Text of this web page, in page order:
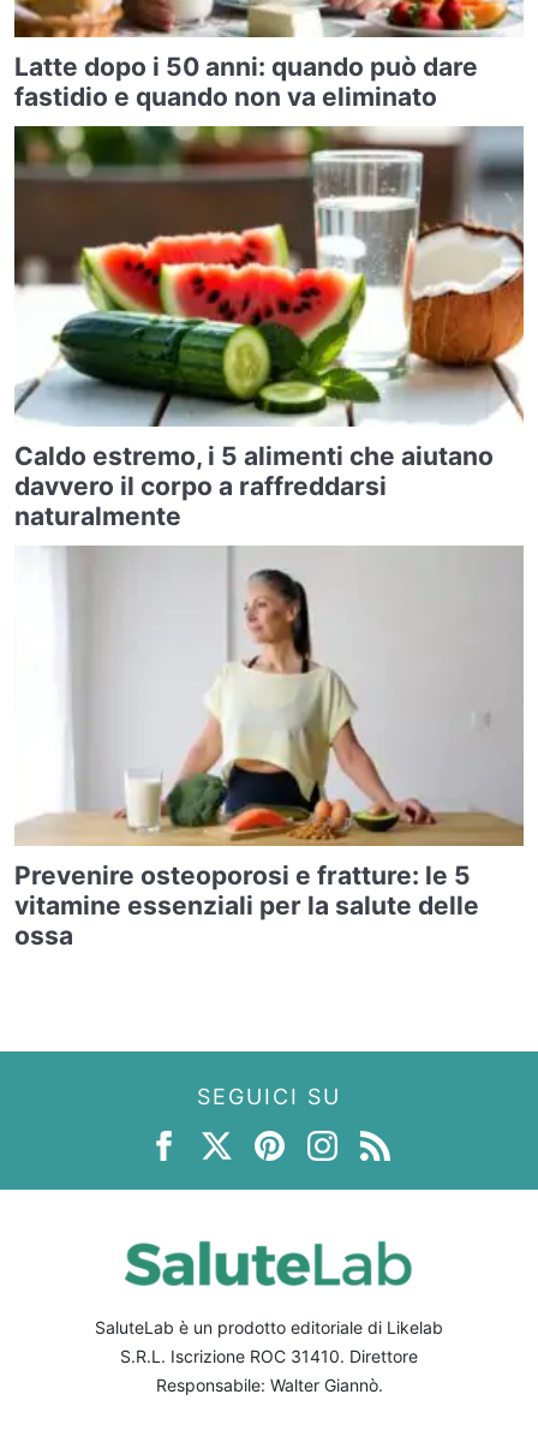
Latte dopo i 50 anni: quando può dare
fastidio e quando non va eliminato
Caldo estremo, i 5 alimenti che aiutano
davvero il corpo a raffreddarsi
naturalmente
Prevenire osteoporosi e fratture: le 5
vitamine essenziali per la salute delle
ossa
SEGUICI SU
SaluteLab è un prodotto editoriale di Likelab
S.R.L. Iscrizione ROC 31410. Direttore
Responsabile: Walter Giannò.